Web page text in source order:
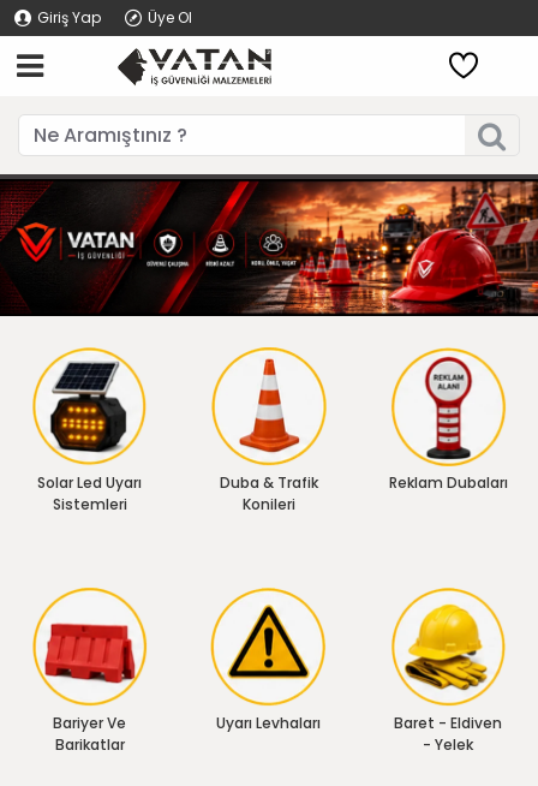
Giriş Yap Üye Ol
Solar Led Uyarı
Sistemleri
Duba & Trafik
Konileri
Reklam Dubaları
Bariyer Ve
Barikatlar
Uyarı Levhaları
Baret - Eldiven
- Yelek